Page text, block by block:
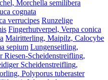
Morchella semilibera
cognata
verrucipes Runzelige
Fingerhutverpel, Verpa conica
Mairitterling, Maipilz, Calocybe
sepium Lungenseitling,
Riesen-Scheidenstreifling,
Scheidenstreifling,
Polyporus tuberaster